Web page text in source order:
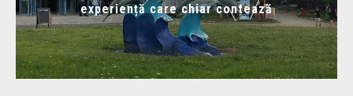
experiență care chiar contează